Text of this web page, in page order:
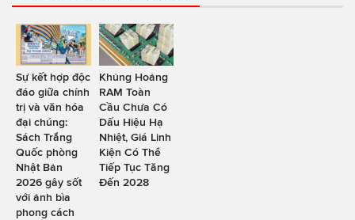
Sự kết hợp độc
đáo giữa chính
trị và văn hóa
đại chúng:
Sách Trắng
Quốc phòng
Nhật Bản
2026 gây sốt
với ảnh bìa
phong cách
Khủng Hoảng
RAM Toàn
Cầu Chưa Có
Dấu Hiệu Hạ
Nhiệt, Giá Linh
Kiện Có Thể
Tiếp Tục Tăng
Đến 2028